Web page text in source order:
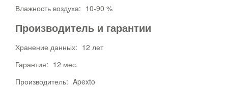
Влажность воздуха: 10-90 %
Производитель и гарантии
Хранение данных: 12 лет
Гарантия: 12 мес.
Производитель: Apexto